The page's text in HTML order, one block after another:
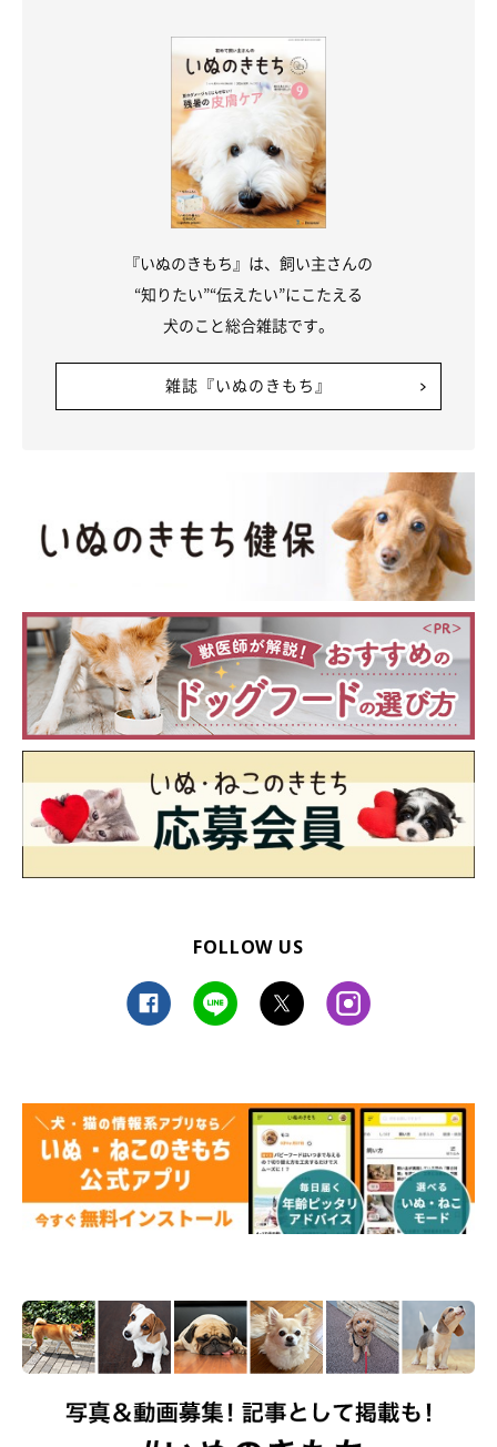
空気が乾燥しているときに！ 呼吸が楽にな
参考・写真／「いぬのきもち」2021年2月号『寒さでストレスがたまる、免
ちの少し上、胸の真ん中あたりにある膻中（だんちゅう）を刺激
します。天突はのどの乾燥、膻中は胸やのどの痛みを軽減させる
のに役立ちます。
STEP 1. 愛犬をあおむけにし、首元（天突）に指3本を当
てて押す
『いぬのきもち』は、飼い主さんの
“知りたい”“伝えたい”にこたえる
犬のこと総合雑誌です。
雑誌『いぬのきもち』
FOLLOW US